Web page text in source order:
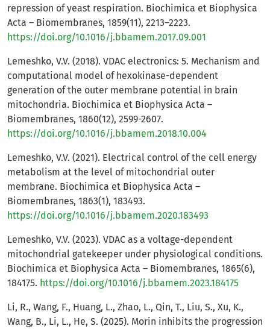
repression of yeast respiration. Biochimica et Biophysica
Acta – Biomembranes, 1859(11), 2213–2223.
https://doi.org/10.1016/j.bbamem.2017.09.001
Lemeshko, V.V. (2018). VDAC electronics: 5. Mechanism and
computational model of hexokinase-dependent
generation of the outer membrane potential in brain
mitochondria. Biochimica et Biophysica Acta –
Biomembranes, 1860(12), 2599-2607.
https://doi.org/10.1016/j.bbamem.2018.10.004
Lemeshko, V.V. (2021). Electrical control of the cell energy
metabolism at the level of mitochondrial outer
membrane. Biochimica et Biophysica Acta –
Biomembranes, 1863(1), 183493.
https://doi.org/10.1016/j.bbamem.2020.183493
Lemeshko, V.V. (2023). VDAC as a voltage-dependent
mitochondrial gatekeeper under physiological conditions.
Biochimica et Biophysica Acta – Biomembranes, 1865(6),
184175. https://doi.org/10.1016/j.bbamem.2023.184175
Li, R., Wang, F., Huang, L., Zhao, L., Qin, T., Liu, S., Xu, K.,
Wang, B., Li, L., He, S. (2025). Morin inhibits the progression